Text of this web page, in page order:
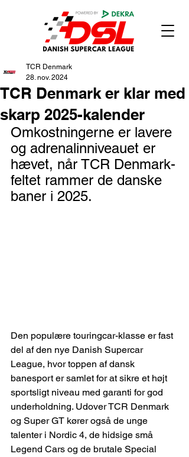
TCR Denmark er klar med
skarp 2025-kalender
TCR Denmark
28. nov. 2024
Omkostningerne er lavere
og adrenalinniveauet er
hævet, når TCR Denmark-
feltet rammer de danske
baner i 2025.
Den populære touringcar-klasse er fast
del af den nye Danish Supercar
League, hvor toppen af dansk
banesport er samlet for at sikre et højt
sportsligt niveau med garanti for god
underholdning. Udover TCR Denmark
og Super GT kører også de unge
talenter i Nordic 4, de hidsige små
Legend Cars og de brutale Special